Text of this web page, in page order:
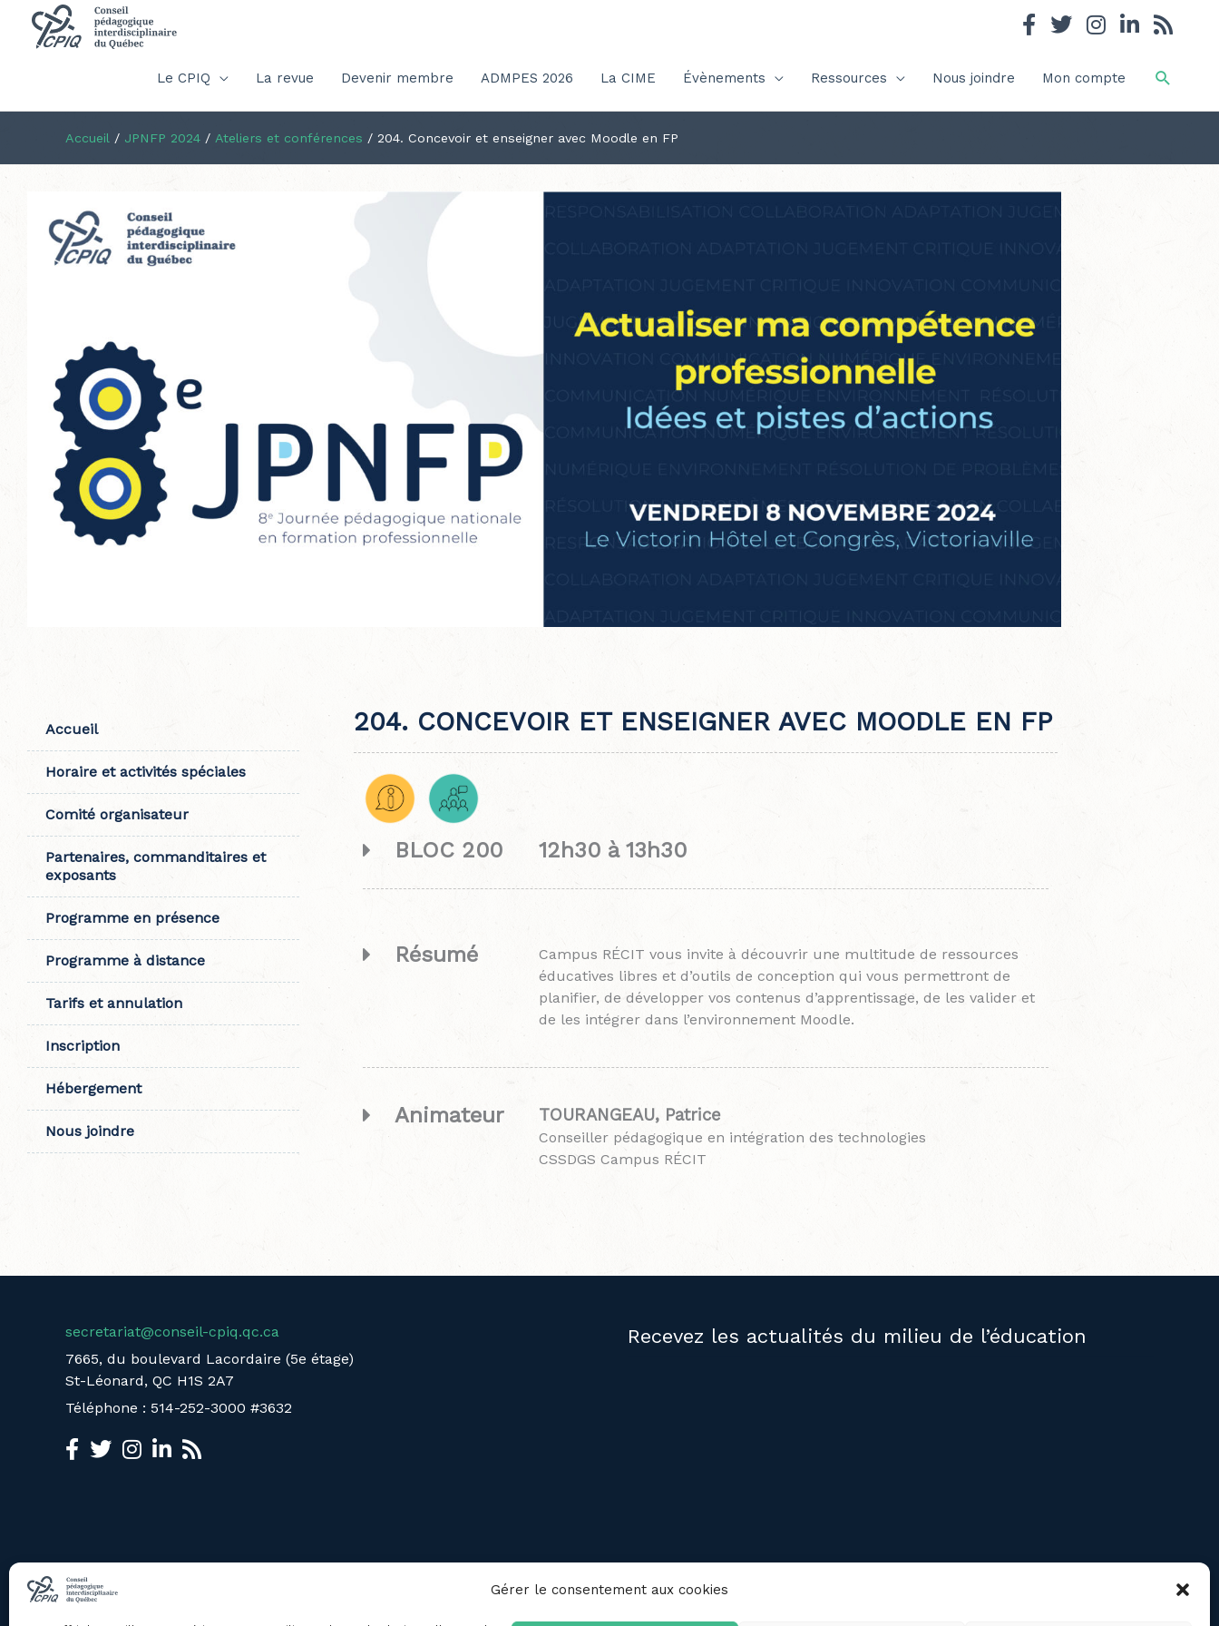
Gérer le consentement aux cookies
Le CPIQ La revue Devenir membre ADMPES 2026 La CIME Évènements Ressources Nous joindre Mon compte
Accueil / JPNFP 2024 / Ateliers et conférences / 204. Concevoir et enseigner avec Moodle en FP
Accueil
Horaire et activités spéciales
Comité organisateur
Partenaires, commanditaires et
exposants
Programme en présence
Programme à distance
Tarifs et annulation
Inscription
Hébergement
Nous joindre
204. CONCEVOIR ET ENSEIGNER AVEC MOODLE EN FP
BLOC 200 12h30 à 13h30
Résumé
Campus RÉCIT vous invite à découvrir une multitude de ressources
éducatives libres et d’outils de conception qui vous permettront de
planifier, de développer vos contenus d’apprentissage, de les valider et
de les intégrer dans l’environnement Moodle.
Animateur TOURANGEAU, Patrice
Conseiller pédagogique en intégration des technologies
CSSDGS Campus RÉCIT
secretariat@conseil-cpiq.qc.ca
7665, du boulevard Lacordaire (5e étage)
St-Léonard, QC H1S 2A7
Téléphone : 514-252-3000 #3632
Recevez les actualités du milieu de l’éducation
LE CPIQ
PUBLICATIONS
NOUS JOINDRE